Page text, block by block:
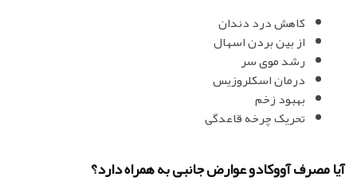
کاهش درد دندان
از بین بردن اسهال
رشد موی سر
درمان اسکلروزیس
بهبود زخم
تحریک چرخه قاعدگی
آیا مصرف آووکادو عوارض جانبی به همراه دارد؟